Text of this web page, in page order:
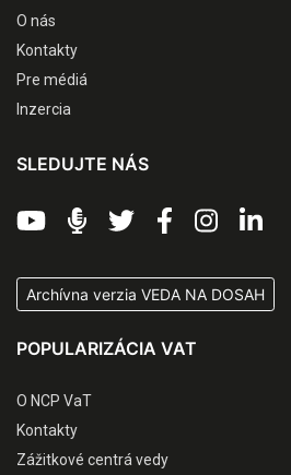
O nás
Kontakty
Pre médiá
Inzercia
SLEDUJTE NÁS
Archívna verzia VEDA NA DOSAH
POPULARIZÁCIA VAT
O NCP VaT
Kontakty
Zážitkové centrá vedy